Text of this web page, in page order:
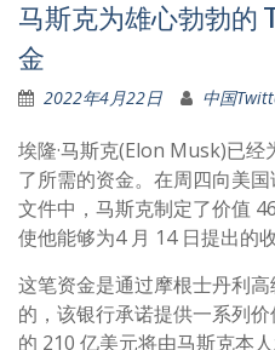
马斯克为雄心勃勃
金
2022年4月22日 中国
埃隆·马斯克(Elon Musk)已经
了所需的资金。在周四向美
文件中，马斯克制定了价值
使他能够为4 月 14 日提出的
这笔资金是通过摩根士丹利
的，该银行承诺提供一系列
的 210 亿美元将由马斯克本人